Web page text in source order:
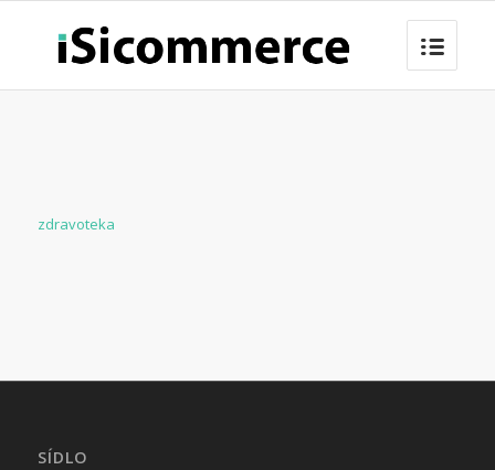
zdravoteka
SÍDLO